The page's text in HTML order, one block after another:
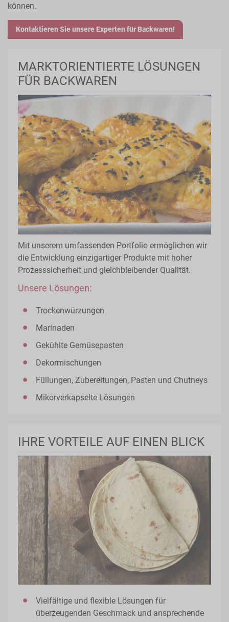
können.
Kontaktieren Sie unsere Experten für Backwaren!
MARKTORIENTIERTE LÖSUNGEN
FÜR BACKWAREN
Mit unserem umfassenden Portfolio ermöglichen wir
die Entwicklung einzigartiger Produkte mit hoher
Prozesssicherheit und gleichbleibender Qualität.
Unsere Lösungen:
Trockenwürzungen
Marinaden
Gekühlte Gemüsepasten
Dekormischungen
Füllungen, Zubereitungen, Pasten und Chutneys
Mikorverkapselte Lösungen
IHRE VORTEILE AUF EINEN BLICK
Vielfältige und flexible Lösungen für
überzeugenden Geschmack und ansprechende